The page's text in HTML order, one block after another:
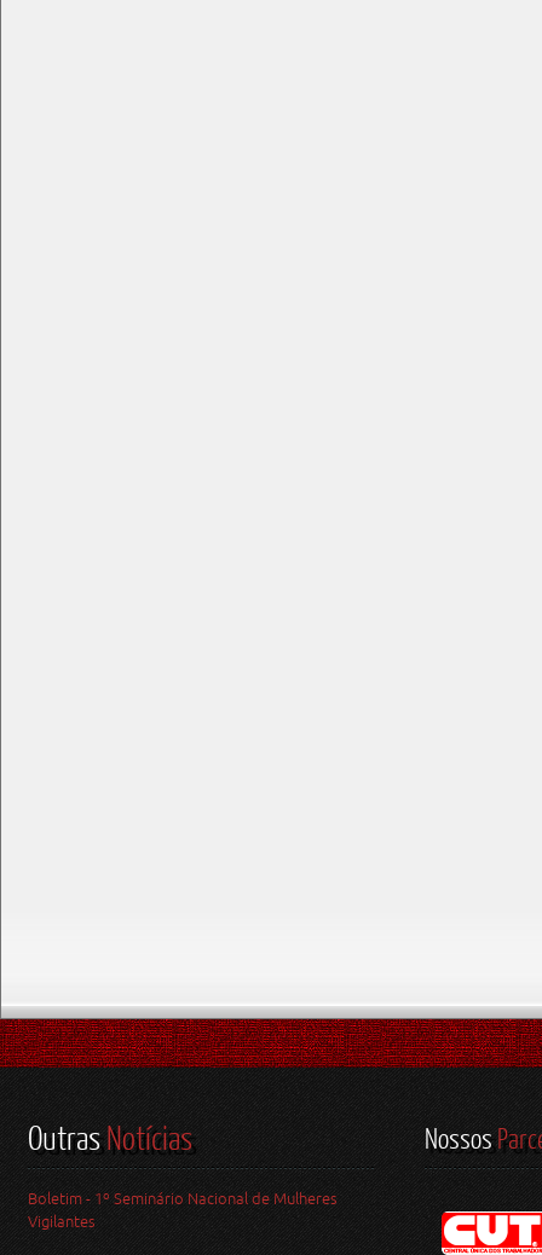
OutrasNotícias
Boletim - 1º Seminário Nacional de Mulheres
Vigilantes
Nossos